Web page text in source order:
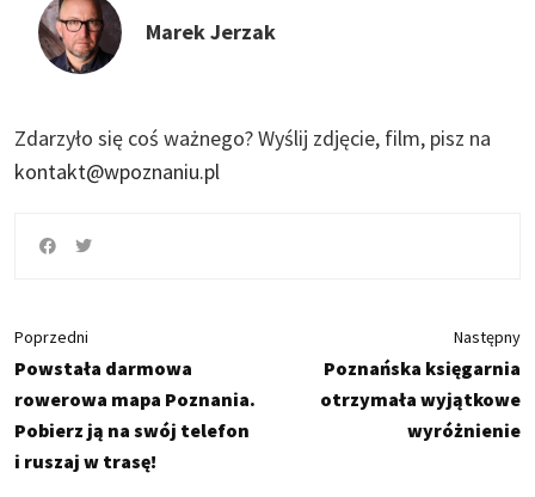
Marek Jerzak
Zdarzyło się coś ważnego?Wyślij zdjęcie, film, pisz na
kontakt@wpoznaniu.pl
Poprzedni
Powstała darmowa
rowerowa mapa Poznania.
Pobierz ją na swój telefon
i ruszaj w trasę!
Następny
Poznańska księgarnia
otrzymała wyjątkowe
wyróżnienie